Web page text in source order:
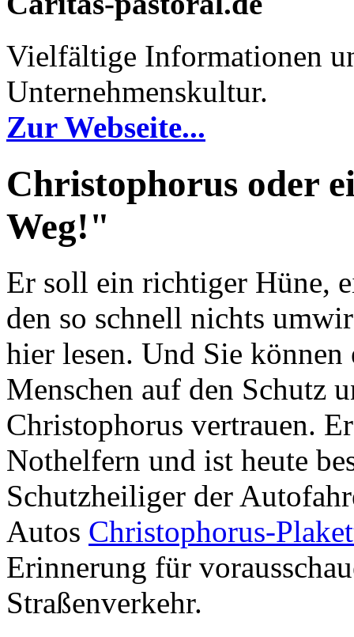
Vielfältige Informationen
Unternehmenskultur.
Zur Webseite...
Christophorus oder
Weg!"
Er soll ein richtiger Hüne,
den so schnell nichts
hier lesen. Und Sie
Menschen auf den Schutz
Christophorus vertrauen.
Nothelfern und ist heute
Schutzheiliger der
Autos Christophorus-
Erinnerung für
Straßenverkehr.